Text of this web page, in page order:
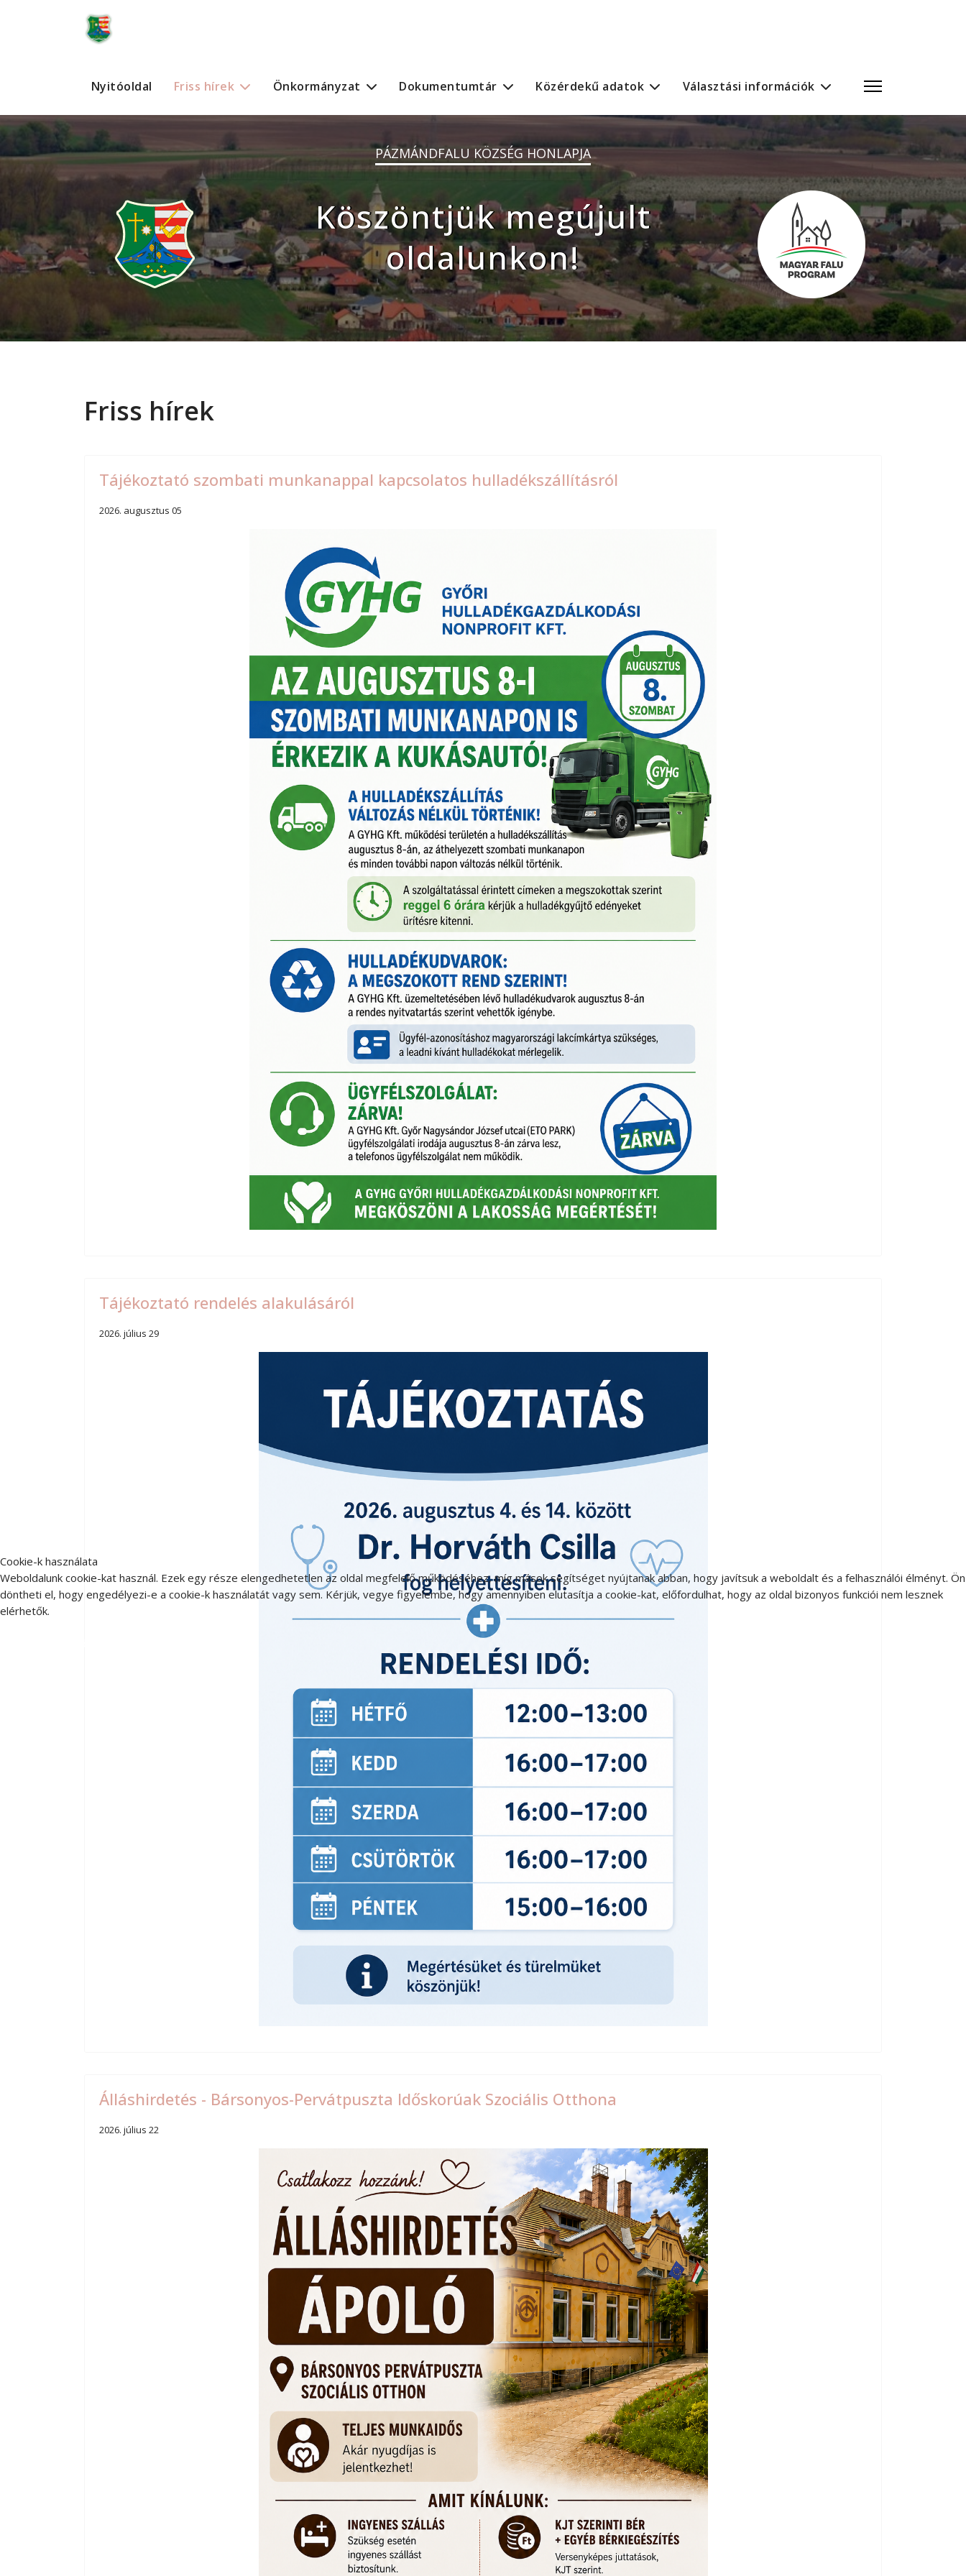
Nyitóoldal Friss hírek Önkormányzat Dokumentumtár Közérdekű adatok Választási információk
PÁZMÁNDFALU KÖZSÉG HONLAPJA
Köszöntjük megújult
oldalunkon!
Friss hírek
Tájékoztató szombati munkanappal kapcsolatos hulladékszállításról
2026. augusztus 05
Tájékoztató rendelés alakulásáról
2026. július 29
Álláshirdetés - Bársonyos-Pervátpuszta Időskorúak Szociális Otthona
2026. július 22
Cookie-k használata
Weboldalunk cookie-kat használ. Ezek egy része elengedhetetlen az oldal megfelelő működéséhez, míg mások segítséget nyújtanak abban, hogy javítsuk a weboldalt és a felhasználói élményt. Ön
döntheti el, hogy engedélyezi-e a cookie-k használatát vagy sem. Kérjük, vegye figyelembe, hogy amennyiben elutasítja a cookie-kat, előfordulhat, hogy az oldal bizonyos funkciói nem lesznek
elérhetők.